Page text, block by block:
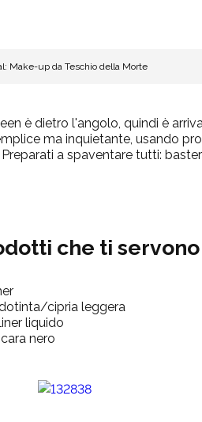
Make-up da Teschio della Morte
è dietro l'angolo, quindi è
ma inquietante, usando
a spaventare tutti:
che ti servono
cipria leggera
liquido
nero